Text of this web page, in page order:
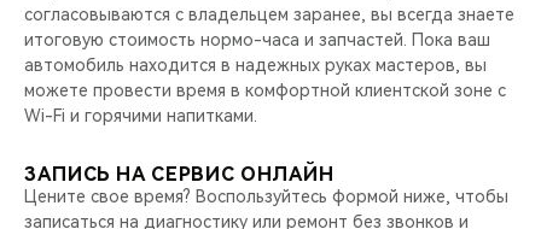
согласовываются с владельцем заранее, вы всегда знаете
итоговую стоимость нормо-часа и запчастей. Пока ваш
автомобиль находится в надежных руках мастеров, вы
можете провести время в комфортной клиентской зоне с
Wi-Fi и горячими напитками.
ЗАПИСЬ НА СЕРВИС ОНЛАЙН
Цените свое время? Воспользуйтесь формой ниже, чтобы
записаться на диагностику или ремонт без звонков и